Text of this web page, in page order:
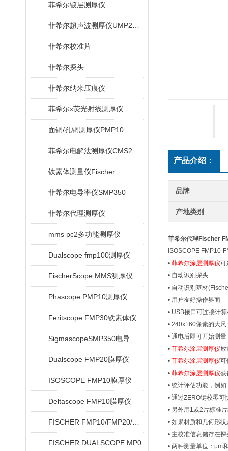
菲希尔镀层测厚仪
菲希尔校准片
菲希尔探头
菲希尔纳米压痕仪
菲希尔x荧光射线测厚仪
面铜/孔铜测厚仪PMP10
菲希尔电解法测厚仪CMS2
铁素体测量仪Fischer
菲希尔电导率仪SMP350
菲希尔代理测厚仪
mms pc2多功能测厚仪
Dualscope fmp100测厚仪
FischerScope MMS测厚仪
Phascope PMP10测厚仪
Feritscope FMP30铁素体仪
Dualscope FMP20膜厚仪
ISOSCOPE FMP10膜厚仪
Deltascope FMP10膜厚仪
FISCHER DUALSCOPE MP0
产品介绍：
品牌
产地类别
菲希尔代理Fischer
ISOSCOPE FMP10-
• 菲希尔涂层测厚仪可
• 自动识别探头
• 自动识别基材
• 用户友好操作界面
• USB接口可连接计
• 240x160像素的大
• 通电后即可开始测量
• 菲希尔涂层测厚仪放
• 菲希尔涂层测厚仪可
• 菲希尔涂层测厚仪获
• 统计评估功能，例
• 通过ZERO键校零
• 另外用1或2片标准
• 如果材质和几何形
• 主校准信息储存在探
• 两种测量单位：μm